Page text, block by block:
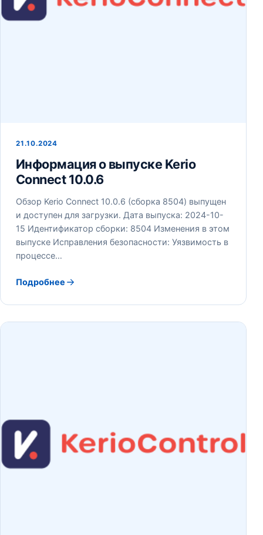
21.10.2024
Информация о выпуске Kerio
Connect 10.0.6
Обзор Kerio Connect 10.0.6 (сборка 8504) выпущен
и доступен для загрузки. Дата выпуска: 2024-10-
15 Идентификатор сборки: 8504 Изменения в этом
выпуске Исправления безопасности: Уязвимость в
процессе…
Подробнее